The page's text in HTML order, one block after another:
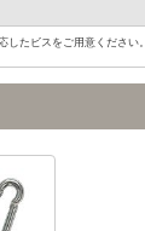
したビスをご用意ください。